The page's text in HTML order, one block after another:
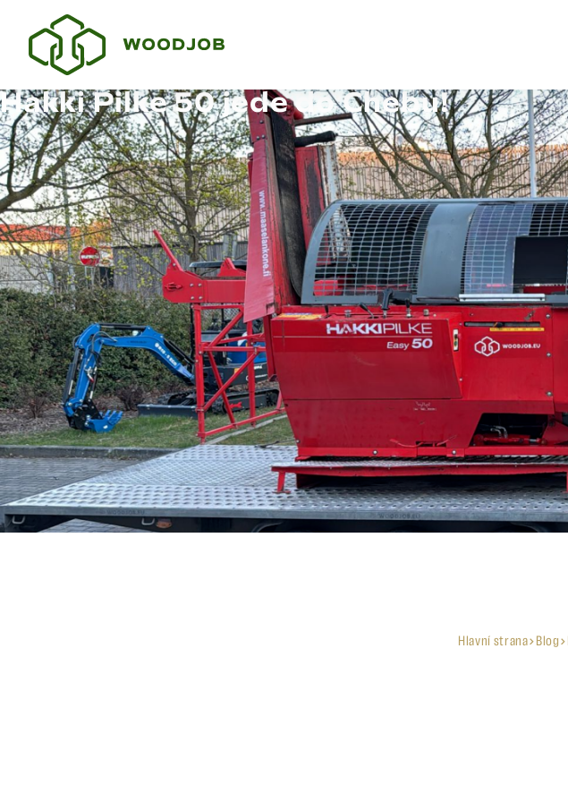
Hakki Pilke 50 jede do Chebu!
Hlavní strana Blog